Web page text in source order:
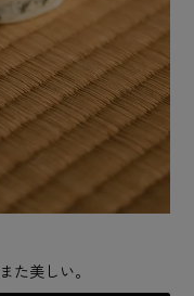
た美しい。